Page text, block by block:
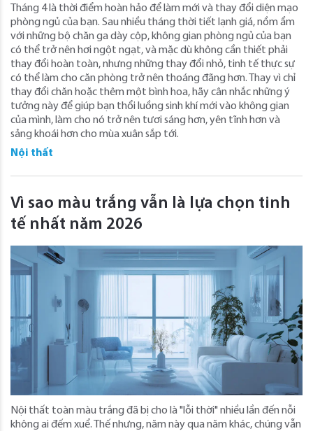
Tháng 4 là thời điểm hoàn hảo để làm mới và thay đổi diện mạo
phòng ngủ của bạn. Sau nhiều tháng thời tiết lạnh giá, nồm ẩm
với những bộ chăn ga dày cộp, không gian phòng ngủ của bạn
có thể trở nên hơi ngột ngạt, và mặc dù không cần thiết phải
thay đổi hoàn toàn, nhưng những thay đổi nhỏ, tinh tế thực sự
có thể làm cho căn phòng trở nên thoáng đãng hơn. Thay vì chỉ
thay đổi chăn hoặc thêm một bình hoa, hãy cân nhắc những ý
tưởng này để giúp bạn thổi luồng sinh khí mới vào không gian
của mình, làm cho nó trở nên tươi sáng hơn, yên tĩnh hơn và
sảng khoái hơn cho mùa xuân sắp tới.
Nội thất
Vì sao màu trắng vẫn là lựa chọn tinh
tế nhất năm 2026
Nội thất toàn màu trắng đã bị cho là "lỗi thời" nhiều lần đến nỗi
không ai đếm xuể. Thế nhưng, năm này qua năm khác, chúng vẫn